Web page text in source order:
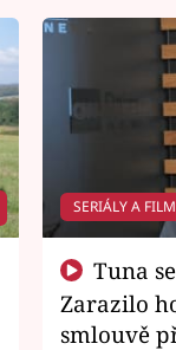
SERIÁLY A
Zarazilo
smlouvě